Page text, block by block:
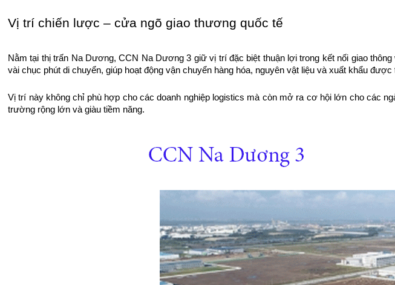
Vị trí chiến lược – cửa ngõ giao thương quốc tế
Nằm tại thị trấn Na Dương, CCN Na Dương 3 giữ vị trí đặc biệt thuận lợi trong kết nối giao
vài chục phút di chuyển, giúp hoạt động vận chuyển hàng hóa, nguyên vật liệu và xuất khẩu
Vị trí này không chỉ phù hợp cho các doanh nghiệp logistics mà còn mở ra cơ hội lớn cho các
trường rộng lớn và giàu tiềm năng.